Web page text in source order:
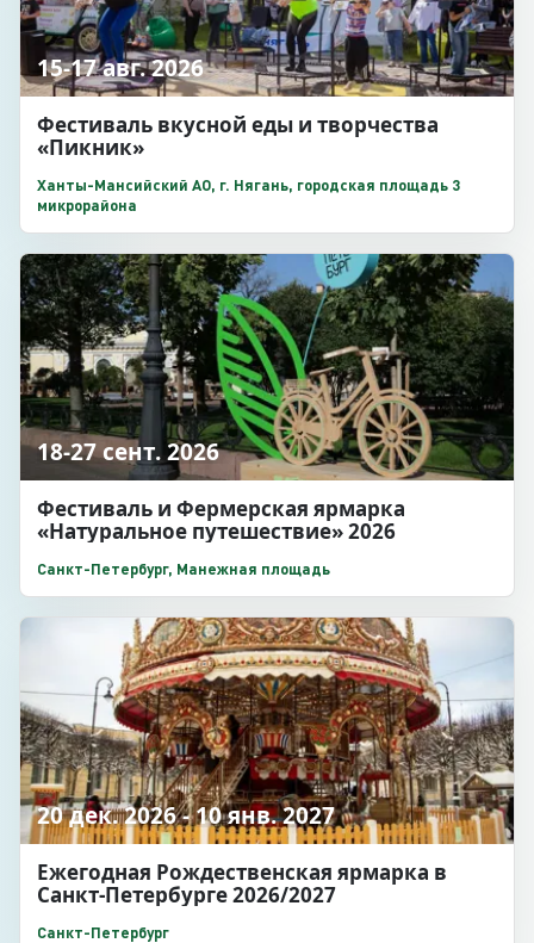
15-17 авг. 2026
Фестиваль вкусной еды и творчества
«Пикник»
Ханты-Мансийский АО, г. Нягань, городская площадь 3
микрорайона
18-27 сент. 2026
Фестиваль и Фермерская ярмарка
«Натуральное путешествие» 2026
Санкт-Петербург, Манежная площадь
20 дек. 2026 - 10 янв. 2027
Ежегодная Рождественская ярмарка в
Санкт-Петербурге 2026/2027
Санкт-Петербург